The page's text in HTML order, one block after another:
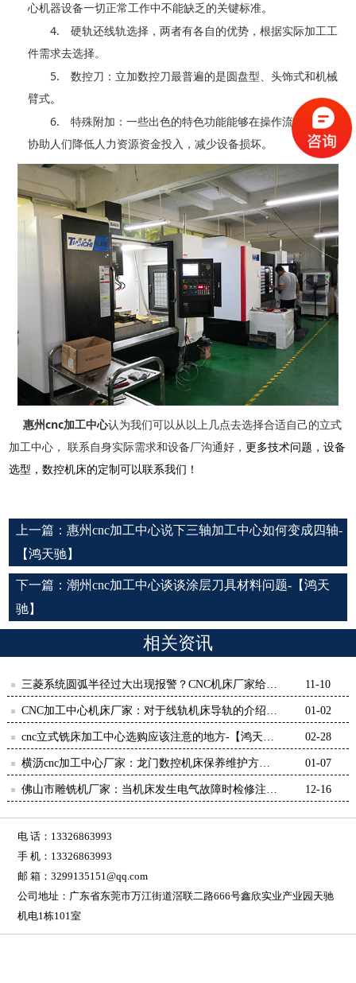
心机器设备一切正常工作中不能缺乏的关键标准。
4.
硬轨还线轨选择，两者有各自的优势，根据实际加工工
件需求去选择。
5.
数控刀：立加数控刀最普遍的是圆盘型、头饰式和机械
臂式。
6.
特殊附加：一些出色的特色功能能够在操作流程中能够
协助人们降低人力资源资金投入，减少设备损坏。
惠州cnc加工中心认为我们可以从以上几点去选择合适自己的立式
加工中心，
联系自身实际需求和设备厂沟通好，更多技术问题，设备
选型，数控机床的定制可以联系我们！
上一篇： 惠州cnc加工中心说下三轴加工中心如何变成四轴-
【鸿天驰】
下一篇： 潮州cnc加工中心谈谈涂层刀具材料问题-【鸿天
驰】
相关资讯
三菱系统圆弧半径过大出现报警？CNC机床厂家给出
看法-鸿天驰
11-10
CNC加工中心机床厂家：对于线轨机床导轨的介绍-
【鸿天驰】
01-02
cnc立式铣床加工中心选购应该注意的地方-【鸿天
驰】
02-28
横沥cnc加工中心厂家：龙门数控机床保养维护方式-
【鸿天驰】
01-07
佛山市雕铣机厂家：当机床发生电气故障时检修注意
12-16
电 话：13326863993
手 机：13326863993
邮 箱：3299135151@qq.com
公司地址：广东省东莞市万江街道滘联二路666号鑫欣实业产业园天驰
机电1栋101室